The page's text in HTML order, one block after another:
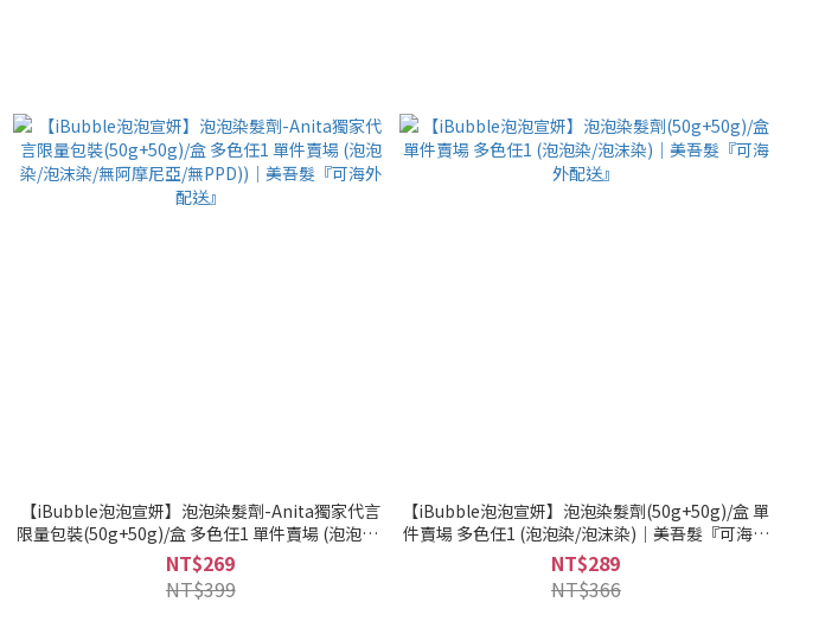
【iBubble泡泡宣妍】泡泡染髮劑-Anita獨家代言
限量包裝(50g+50g)/盒 多色任1 單件賣場 (泡泡染/
泡沫染/無阿摩尼亞/無PPD))｜美吾髮『可海外配
送』
NT$269
NT$399
【iBubble泡泡宣妍】泡泡染髮劑(50g+50g)/盒 單
件賣場 多色任1 (泡泡染/泡沫染)｜美吾髮『可海外
配送』
NT$289
NT$366